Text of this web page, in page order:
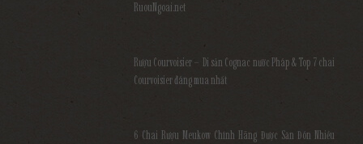
RuouNgoai.net
Rượu Courvoisier – Di sản Cognac nước Pháp & Top 7 chai
Courvoisier đáng mua nhất
6 Chai Rượu Meukow Chính Hãng Được Săn Đón Nhiều